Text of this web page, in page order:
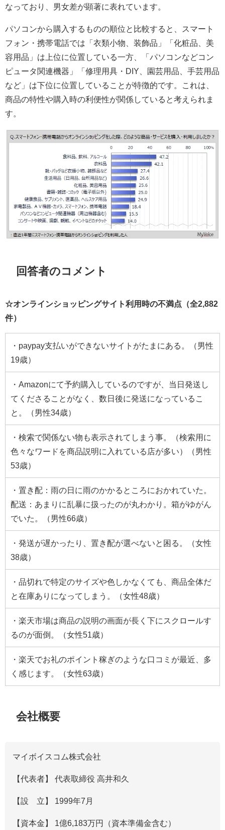
なっており、男女差が顕著に表れています。
パソコンから購入するものの順位と比較すると、スマート
フォン・携帯電話では「衣類小物、装飾品」「化粧品、美
容用品」は上位に位置している一方、「パソコンなどコン
ピュータ関連機器」「修理用具・DIY、園芸用品、手芸用品
など」は下位に位置していることが特徴的です。これは、
商品の特性や購入時の利便性が関係していると考えられま
す。
回答者のコメント
☆オンラインショッピングサイト利用時の不満点（全2,882
件）
・paypay支払いができないサイトがたまにある。（男性
19歳）
・Amazonにて予約購入しているのですが、当日発送し
てくださることがなく、数日後に発送になっているこ
と。（男性34歳）
・検索で関係ない物も表示されてしまう事。（検索用に
色々なワードを商品説明に入れている店が多い）（男性
53歳）
・置き配：雨の日に雨のかかるところにおかれていた。
配送：あまりに乱暴に扱ったのが丸わかり。箱がゆがん
でいた。（男性66歳）
・発送が遅かったり、置き配が選べないと困る。（女性
38歳）
・品切れで特定のサイズや色しかなくても、商品全体だ
と在庫ありになってしまう。（女性48歳）
・楽天市場は商品の説明の画面が長く下にスクロールす
るのが面倒。（女性51歳）
・楽天でお礼のポイント稼ぎのような口コミが最近、多
く感じます。（女性63歳）
会社概要
マイボイスコム株式会社
【代表者】 代表取締役 高井和久
【設 立】 1999年7月
【資本金】 1億6,183万円（資本準備金含む）